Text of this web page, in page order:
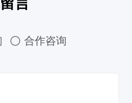
 合作咨询